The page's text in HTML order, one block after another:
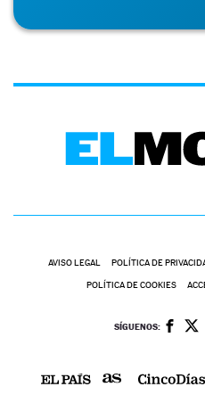
AVISO LEGAL POLÍTICA DE
POLÍTICA DE COOKIES
SÍGUENOS: